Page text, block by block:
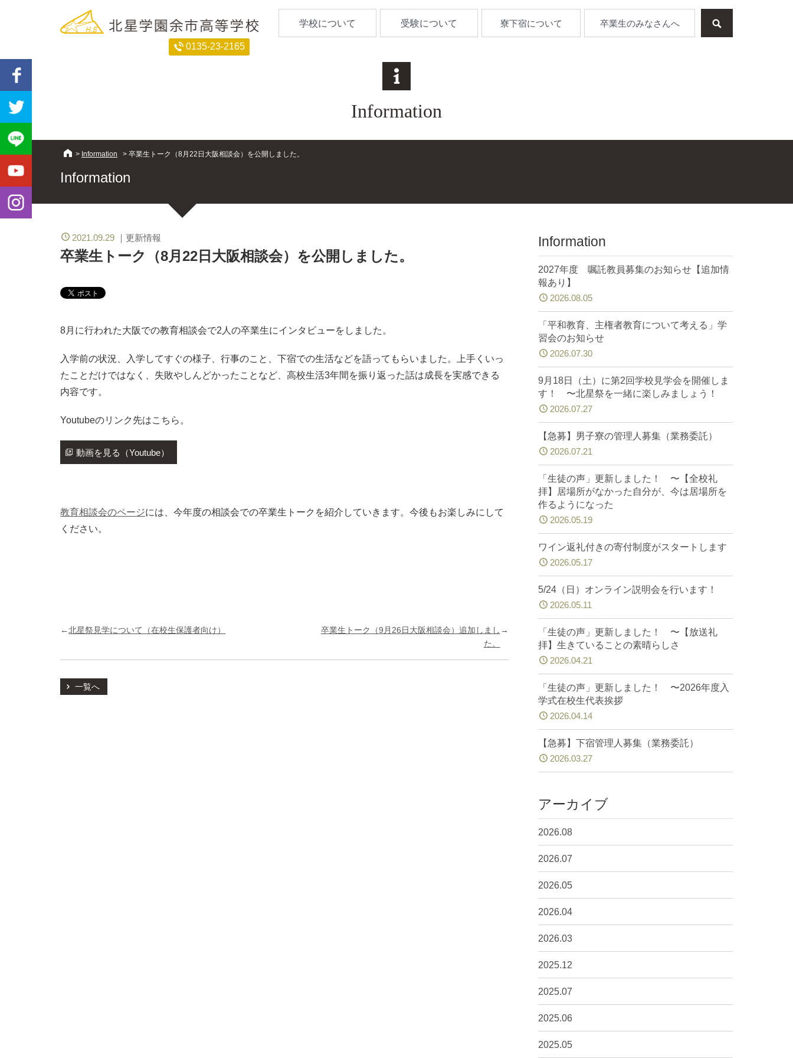
0135-23-2165
学校について 受験について 寮下宿について 卒業生のみなさんへ
Information
> Information > 卒業生トーク（8月22日大阪相談会）を公開しました。
Information
2021.09.29 更新情報
卒業生トーク（8月22日大阪相談会）を公開しました。
8月に行われた大阪での教育相談会で2人の卒業生にインタビューをしました。
入学前の状況、入学してすぐの様子、行事のこと、下宿での生活などを語ってもらいました。上手くいっ
たことだけではなく、失敗やしんどかったことなど、高校生活3年間を振り返った話は成長を実感できる
内容です。
Youtubeのリンク先はこちら。
動画を見る（Youtube）
教育相談会のページには、今年度の相談会での卒業生トークを紹介していきます。今後もお楽しみにして
ください。
←北星祭見学について（在校生保護者向け）
卒業生トーク（9月26日大阪相談会）追加しまし
た。
→
一覧へ
Information
2027年度 嘱託教員募集のお知らせ【追加情
報あり】
2026.08.05
「平和教育、主権者教育について考える」学
習会のお知らせ
2026.07.30
9月18日（土）に第2回学校見学会を開催しま
す！ 〜北星祭を一緒に楽しみましょう！
2026.07.27
【急募】男子寮の管理人募集（業務委託）
2026.07.21
「生徒の声」更新しました！ 〜【全校礼
拝】居場所がなかった自分が、今は居場所を
作るようになった
2026.05.19
ワイン返礼付きの寄付制度がスタートします
2026.05.17
5/24（日）オンライン説明会を行います！
2026.05.11
「生徒の声」更新しました！ 〜【放送礼
拝】生きていることの素晴らしさ
2026.04.21
「生徒の声」更新しました！ 〜2026年度入
学式在校生代表挨拶
2026.04.14
【急募】下宿管理人募集（業務委託）
2026.03.27
アーカイブ
2026.08
2026.07
2026.05
2026.04
2026.03
2025.12
2025.07
2025.06
2025.05